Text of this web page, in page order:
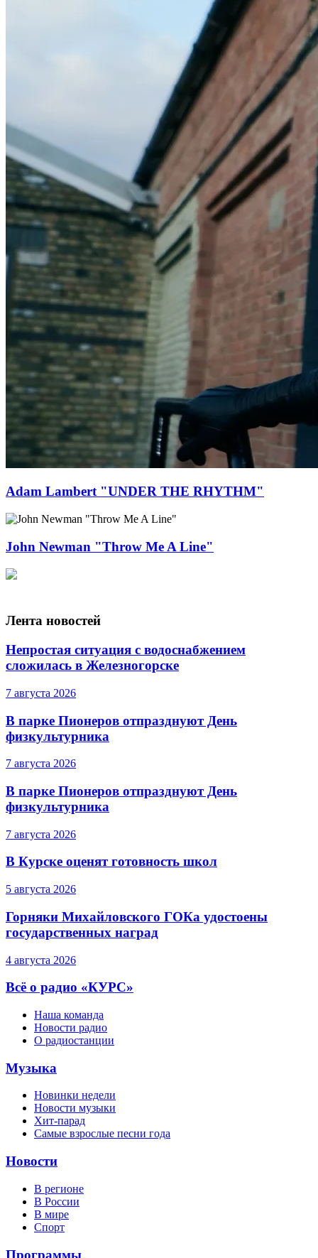
Adam Lambert "UNDER THE RHYTHM"
John Newman "Throw Me A Line"
Лента новостей
Непростая ситуация с водоснабжением
сложилась в Железногорске
7 августа 2026
В парке Пионеров отпразднуют День
физкультурника
7 августа 2026
В парке Пионеров отпразднуют День
физкультурника
7 августа 2026
В Курске оценят готовность школ
5 августа 2026
Горняки Михайловского ГОКа удостоены
государственных наград
4 августа 2026
Всё о радио «КУРС»
Наша команда
Новости радио
О радиостанции
Музыка
Новинки недели
Новости музыки
Хит-парад
Самые взрослые песни года
Новости
В регионе
В России
В мире
Спорт
Программы